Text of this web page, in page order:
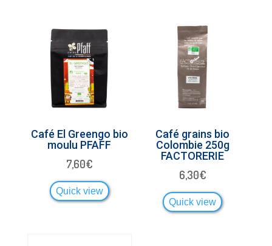
Café El Greengo bio
moulu PFAFF
7,60€
Quick view
Café grains bio
Colombie 250g
FACTORERIE
6,30€
Quick view